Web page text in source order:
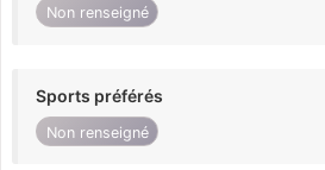
Non renseigné
Sports préférés
Non renseigné